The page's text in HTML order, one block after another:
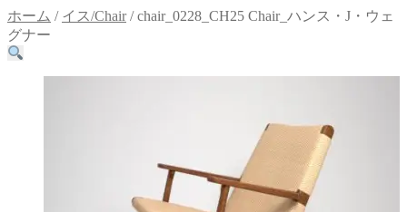
ホーム / イス/Chair/chair_0228_CH25 Chair_ハンス・J・ウェ
グナー